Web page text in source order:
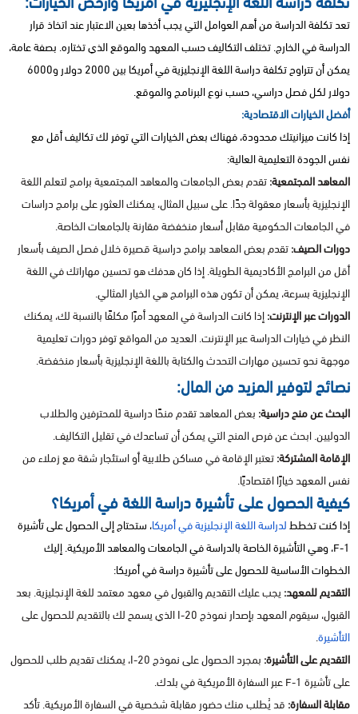
تعد تكلفة الدراسة من أهم العوامل التي يجب أخذها بعين الاعتبار عند اتخاذ قرار
الدراسة في الخارج. تختلف التكاليف حسب المعهد والموقع الذي تختاره. بصفة عامة،
يمكن أن تتراوح تكلفة دراسة اللغة الإنجليزية في أمريكا بين 2000 دولار و6000
دولار لكل فصل دراسي، حسب نوع البرنامج والموقع.
أفضل الخيارات الاقتصادية:
إذا كانت ميزانيتك محدودة، فهناك بعض الخيارات التي توفر لك تكاليف أقل مع
نفس الجودة التعليمية العالية:
المعاهد المجتمعية:تقدم بعض الجامعات والمعاهد المجتمعية برامج لتعلم اللغة
الإنجليزية بأسعار معقولة جدًا. على سبيل المثال، يمكنك العثور على برامج دراسات
في الجامعات الحكومية مقابل أسعار منخفضة مقارنة بالجامعات الخاصة.
دورات الصيف:تقدم بعض المعاهد برامج دراسية قصيرة خلال فصل الصيف بأسعار
أقل من البرامج الأكاديمية الطويلة. إذا كان هدفك هو تحسين مهاراتك في اللغة
الإنجليزية بسرعة، يمكن أن تكون هذه البرامج هي الخيار المثالي.
الدورات عبر الإنترنت:إذا كانت الدراسة في المعهد أمرًا مكلفًا بالنسبة لك، يمكنك
النظر في خيارات الدراسة عبر الإنترنت. العديد من المواقع توفر دورات تعليمية
موجهة نحو تحسين مهارات التحدث والكتابة باللغة الإنجليزية بأسعار منخفضة.
نصائح لتوفير المزيد من المال:
البحث عن منح دراسية: بعض المعاهد تقدم منحًا دراسية للمحترفين والطلاب
الدوليين. ابحث عن فرص المنح التي يمكن أن تساعدك في تقليل التكاليف.
الإقامة المشتركة:تعتبر الإقامة في مساكن طلابية أو استئجار شقة مع زملاء من
نفس المعهد خيارًا اقتصاديًا.
كيفية الحصول على تأشيرة دراسة اللغة في أمريكا؟
إذا كنت تخططلدراسة اللغة الإنجليزية في أمريكا، ستحتاج إلى الحصول على تأشيرة
F-1، وهي التأشيرة الخاصة بالدراسة في الجامعات والمعاهد الأمريكية. إليك
الخطوات الأساسية للحصول على تأشيرة دراسة في أمريكا:
التقديم للمعهد: يجب عليك التقديم والقبول في معهد معتمد للغة الإنجليزية. بعد
القبول، سيقوم المعهد بإصدار نموذج I-20 الذي يسمح لك بالتقديم للحصول على
التأشيرة.
التقديم على التأشيرة:
بمجرد الحصول على نموذج I-20، يمكنك تقديم طلب للحصول
على تأشيرة F-1 عبر السفارة الأمريكية في بلدك.
مقابلة السفارة: قد يُطلب منك حضور مقابلة شخصية في السفارة الأمريكية. تأكد